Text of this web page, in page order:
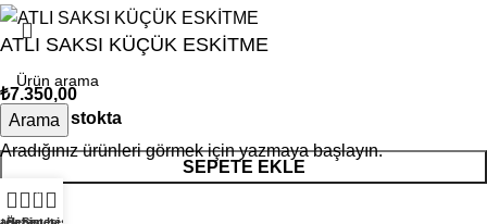
Arama
Aradığınız ürünleri görmek için yazmaya başlayın.
ATLI SAKSI KÜÇÜK ESKİTME
₺7.350,00
1 adet stokta
SEPETE EKLE
0